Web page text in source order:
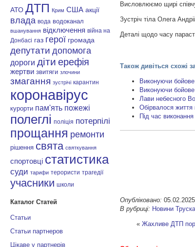
АТО ДТП Крим США акції
влада вода водоканал
вшанування відключення війна на
Донбасі газ герої громада
депутати допомога
дороги діти ерефія
жертви звитяги злочини
змагання зустрічі карантин
коронавірус
курорти пам'ять пожежі
полеглі поліція потерпілі
прощання ремонти
рішення свята святкування
спортовці статистика
суди тарифи терористи трагедії
учасники школи
Каталог Статей
Статьи
Статьи партнеров
Цікаве у партнерів
Висловлюємо щирі
Зустріч тіла Олега
Деталі щодо часу
Також дивіться схожі
Виконуючи
Виконуючи
Лави небесного
Обірвалося життя
Під час
Опубліковано: 05.02.2025
В рубриці: Новини
« Жахливе ДТП